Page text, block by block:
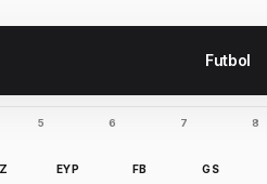
Futbol
5
EYP
6
FB
7
GS
8